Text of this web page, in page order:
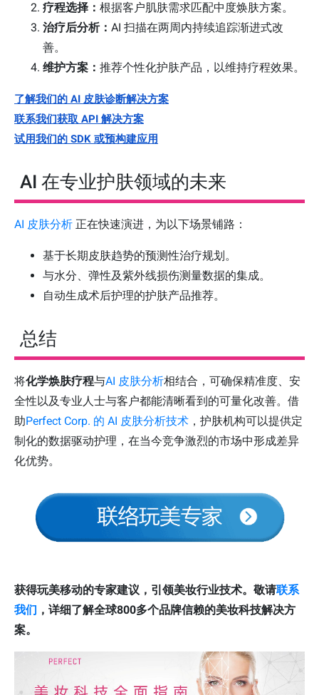
疗程选择： 根据客户肌肤需求匹配中度焕肤方案。
治疗后分析： AI 扫描在两周内持续追踪渐进式改
善。
维护方案： 推荐个性化护肤产品，以维持疗程效果。
了解我们的 AI 皮肤诊断解决方案
联系我们获取 API 解决方案
试用我们的 SDK 或预构建应用
AI 在专业护肤领域的未来
AI 皮肤分析 正在快速演进，为以下场景铺路：
基于长期皮肤趋势的预测性治疗规划。
与水分、弹性及紫外线损伤测量数据的集成。
自动生成术后护理的护肤产品推荐。
总结
将化学焕肤疗程与AI 皮肤分析相结合，可确保精准度、安
全性以及专业人士与客户都能清晰看到的可量化改善。借
助Perfect Corp. 的 AI 皮肤分析技术 ，护肤机构可以提供定
制化的数据驱动护理，在当今竞争激烈的市场中形成差异
化优势。
获得玩美移动的专家建议，引领美妆行业技术。敬请联系
我们 ，详细了解全球800多个品牌信赖的美妆科技解决方
案。